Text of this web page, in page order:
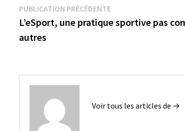
Navigation
de
PUBLICATION PRÉCÉDENTEPublication
précédente :
L’eSport, une pratique sportive pas
autres
Voir tous les articles de →